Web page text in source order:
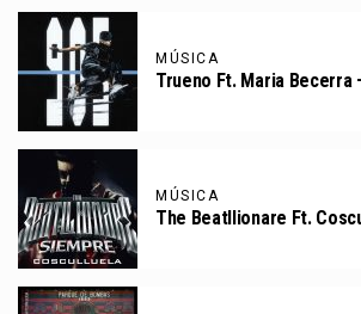
MÚSICA
Trueno Ft. Maria Becerra
MÚSICA
The Beatllionare Ft.